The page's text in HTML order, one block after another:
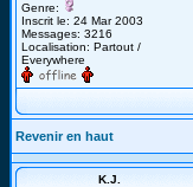
Genre:
Inscrit le: 24 Mar 2003
Messages: 3216
Localisation: Partout /
Everywhere
Revenir en haut
K.J.